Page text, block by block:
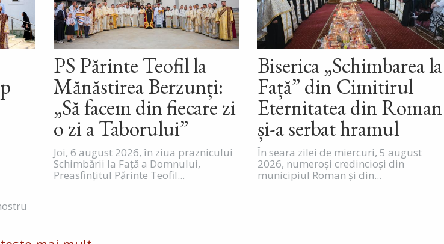
PS Părinte Teofil la
Mănăstirea Berzunți:
„Să facem din fiecare zi
o zi a Taborului”
Joi, 6 august 2026, în ziua praznicului
Schimbării la Față a Domnului,
Preasfințitul Părinte Teofil...
Biserica „Schimbarea la
Față” din Cimitirul
Eternitatea din Roman
și-a serbat hramul
În seara zilei de miercuri, 5 august
2026, numeroși credincioși din
municipiul Roman și din...